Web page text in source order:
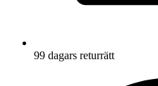
99 dagars returrätt